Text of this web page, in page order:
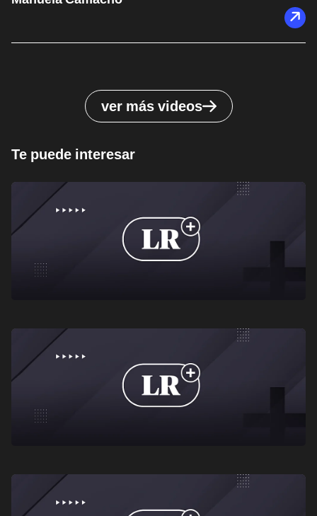
ver más videos
Te puede interesar